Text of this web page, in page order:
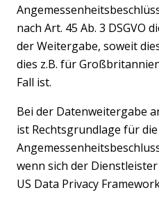
nach Art. 45 Ab. 3 DSGVO
der Weitergabe, soweit
dies z.B. für
Fall ist.
Bei der Datenweitergabe
ist Rechtsgrundlage für
wenn sich der
US Data Privacy